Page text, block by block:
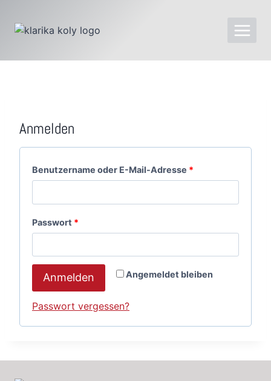
Anmelden
Benutzername oder E-Mail-Adresse *
Passwort *
Angemeldet bleiben
Anmelden
Passwort vergessen?